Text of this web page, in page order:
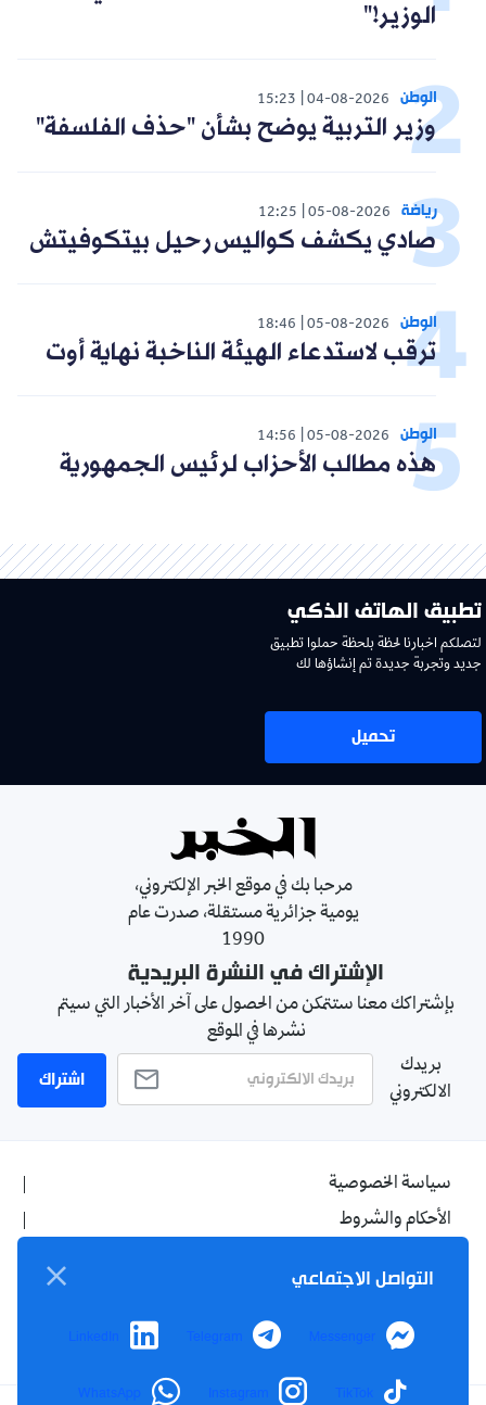
الوزير!"
الوطن 04-08-2026
15:23
وزير التربية يوضح بشأن "حذف الفلسفة"
رياضة 05-08-2026
12:25
صادي يكشف كواليس رحيل بيتكوفيتش
الوطن 05-08-2026
18:46
ترقب لاستدعاء الهيئة الناخبة نهاية أوت
الوطن 05-08-2026
14:56
هذه مطالب الأحزاب لرئيس الجمهورية
تطبيق الهاتف الذكي
لتصلكم اخبارنا لحظة بلحظة حملوا تطبيق
جديد وتجربة جديدة تم إنشاؤها لك
تحميل
مرحبا بك في موقع الخبر الإلكتروني،
يومية جزائرية مستقلة، صدرت عام
1990
الإشتراك في النشرة البريدية
بإشتراكك معنا ستتمكن من الحصول على آخر الأخبار التي سيتم
نشرها في الموقع
بريدك
الالكتروني
اشتراك
سياسة الخصوصية
الأحكام والشروط
اتصل بنا
من نحن
التواصل الاجتماعي
Messenger
Telegram
LinkedIn
TikTok
Instagram
WhatsApp